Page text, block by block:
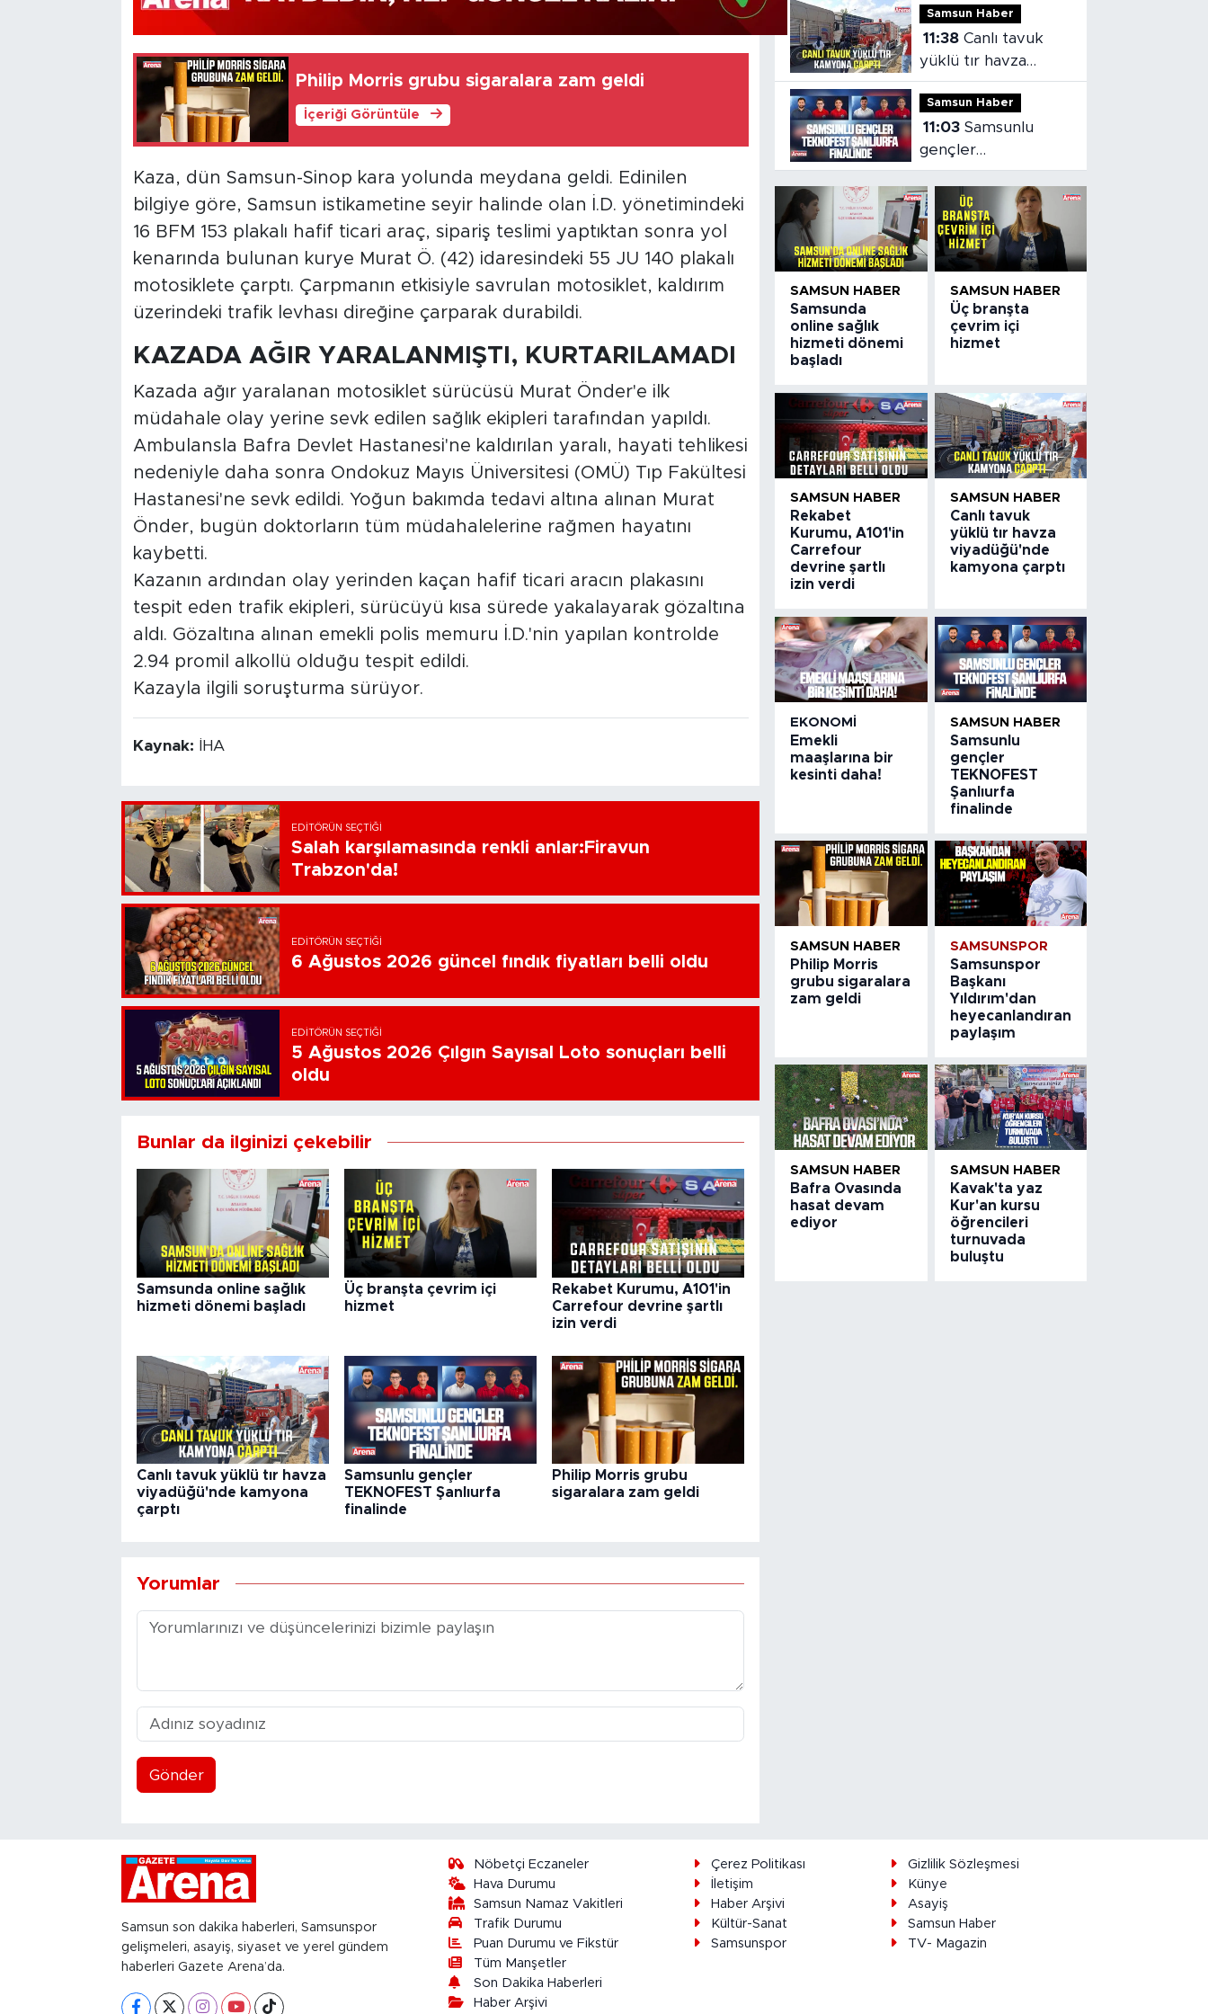
Philip Morris grubu sigaralara zam geldi
İçeriği Görüntüle
Kaza, dün Samsun-Sinop kara yolunda meydana geldi. Edinilen
bilgiye göre, Samsun istikametine seyir halinde olan İ.D. yönetimindeki
16 BFM 153 plakalı hafif ticari araç, sipariş teslimi yaptıktan sonra yol
kenarında bulunan kurye Murat Ö. (42) idaresindeki 55 JU 140 plakalı
motosiklete çarptı. Çarpmanın etkisiyle savrulan motosiklet, kaldırım
üzerindeki trafik levhası direğine çarparak durabildi.
KAZADA AĞIR YARALANMIŞTI, KURTARILAMADI
Kazada ağır yaralanan motosiklet sürücüsü Murat Önder'e ilk
müdahale olay yerine sevk edilen sağlık ekipleri tarafından yapıldı.
Ambulansla Bafra Devlet Hastanesi'ne kaldırılan yaralı, hayati tehlikesi
nedeniyle daha sonra Ondokuz Mayıs Üniversitesi (OMÜ) Tıp Fakültesi
Hastanesi'ne sevk edildi. Yoğun bakımda tedavi altına alınan Murat
Önder, bugün doktorların tüm müdahalelerine rağmen hayatını
kaybetti.
Kazanın ardından olay yerinden kaçan hafif ticari aracın plakasını
tespit eden trafik ekipleri, sürücüyü kısa sürede yakalayarak gözaltına
aldı. Gözaltına alınan emekli polis memuru İ.D.'nin yapılan kontrolde
2.94 promil alkollü olduğu tespit edildi.
Kazayla ilgili soruşturma sürüyor.
Kaynak: İHA
EDITÖRÜN SEÇTIĞI
Salah karşılamasında renkli anlar:Firavun
Trabzon'da!
EDITÖRÜN SEÇTIĞI
6 Ağustos 2026 güncel fındık fiyatları belli oldu
EDITÖRÜN SEÇTIĞI
5 Ağustos 2026 Çılgın Sayısal Loto sonuçları belli
oldu
Bunlar da ilginizi çekebilir
Samsunda online sağlık
hizmeti dönemi başladı
Üç branşta çevrim içi
hizmet
Rekabet Kurumu, A101'in
Carrefour devrine şartlı
izin verdi
Canlı tavuk yüklü tır havza
viyadüğü'nde kamyona
çarptı
Samsunlu gençler
TEKNOFEST Şanlıurfa
finalinde
Philip Morris grubu
sigaralara zam geldi
Yorumlar
Gönder
Samsun Haber
11:38 Canlı tavuk
yüklü tır havza
viyadüğü'nde
kamyona çarptı
Samsun Haber
11:03 Samsunlu
gençler
TEKNOFEST
Şanlıurfa finalinde
SAMSUN HABER
Samsunda
online sağlık
hizmeti dönemi
başladı
SAMSUN HABER
Üç branşta
çevrim içi
hizmet
SAMSUN HABER
Rekabet
Kurumu, A101'in
Carrefour
devrine şartlı
izin verdi
SAMSUN HABER
Canlı tavuk
yüklü tır havza
viyadüğü'nde
kamyona çarptı
EKONOMI
Emekli
maaşlarına bir
kesinti daha!
SAMSUN HABER
Samsunlu
gençler
TEKNOFEST
Şanlıurfa
finalinde
SAMSUN HABER
Philip Morris
grubu sigaralara
zam geldi
SAMSUNSPOR
Samsunspor
Başkanı
Yıldırım'dan
heyecanlandıran
paylaşım
SAMSUN HABER
Bafra Ovasında
hasat devam
ediyor
SAMSUN HABER
Kavak'ta yaz
Kur'an kursu
öğrencileri
turnuvada
buluştu
Samsun son dakika haberleri, Samsunspor
gelişmeleri, asayiş, siyaset ve yerel gündem
haberleri Gazete Arena’da.
Nöbetçi Eczaneler
Hava Durumu
Samsun Namaz Vakitleri
Trafik Durumu
Puan Durumu ve Fikstür
Tüm Manşetler
Son Dakika Haberleri
Haber Arşivi
Çerez Politikası
Gizlilik Sözleşmesi
İletişim
Künye
Haber Arşivi
Asayiş
Kültür-Sanat
Samsun Haber
Samsunspor
TV- Magazin